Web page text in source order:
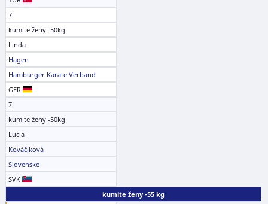
7.
kumite ženy -50kg
Linda
Hagen
Hamburger Karate Verband
GER
7.
kumite ženy -50kg
Lucia
Kováčiková
Slovensko
SVK
kumite ženy -55 kg